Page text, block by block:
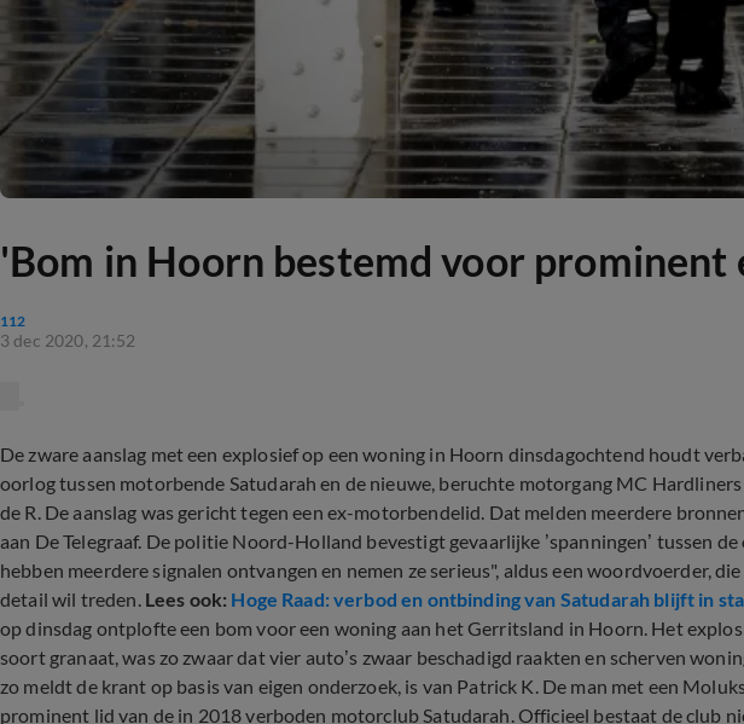
'Bom in Hoorn bestemd voor prominent
112
3 dec 2020, 21:52
De zware aanslag met een explosief op een woning in Hoorn dinsdagochtend houdt
oorlog tussen motorbende Satudarah en de nieuwe, beruchte motorgang MC
de R. De aanslag was gericht tegen een ex-motorbendelid. Dat melden meerdere
aan De Telegraaf. De politie Noord-Holland bevestigt gevaarlijke ’spanningen’ tussen
hebben meerdere signalen ontvangen en nemen ze serieus", aldus een woordvoerder,
detail wil treden. Lees ook: Hoge Raad: verbod en ontbinding van Satudarah blijft in
op dinsdag ontplofte een bom voor een woning aan het Gerritsland in Hoorn. Het
soort granaat, was zo zwaar dat vier auto’s zwaar beschadigd raakten en scherven
zo meldt de krant op basis van eigen onderzoek, is van Patrick K. De man met een
prominent lid van de in 2018 verboden motorclub Satudarah. Officieel bestaat de club